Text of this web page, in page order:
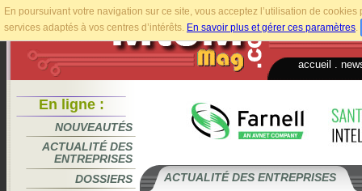
En poursuivant votre navigation sur ce site, vous acceptez l’utilisation de
services adaptés à vos centres d’intérêts. En savoir plus et gérer ces paramètres.
accueil
En ligne :
NOUVEAUTÉS
ACTUALITÉ DES
ENTREPRISES
DOSSIERS
ACTUALITÉ DES ENTREPRISES